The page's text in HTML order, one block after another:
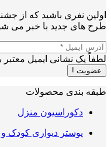
اولین نفری باشید که از
طرح های جدید با خبر می
لطفاً یک نشانی ایمیل معتبر
عضویت !
طبقه بندی محصولات
دکوراسیون منزل
پوستر دیواری کودک و